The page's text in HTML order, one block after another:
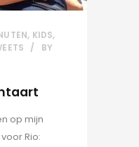
, KIDS,
BY
op mijn
Rio: